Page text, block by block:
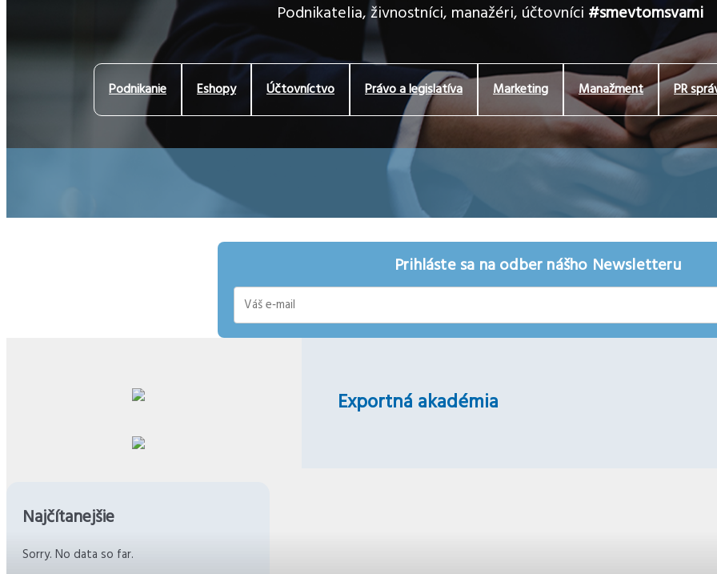
Podnikatelia, živnostníci, manažéri, účtovníci #smevtomsvami
Podnikanie Eshopy Účtovníctvo Právo a legislatíva Marketing Manažment PR
Prihláste sa na odber nášho Newsletteru
Najčítanejšie
Sorry. No data so far.
Exportná akadémia